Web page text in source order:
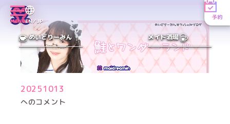
MENUEN／JP
予約
めいどりーみん メイド酒場
20251013
へのコメント